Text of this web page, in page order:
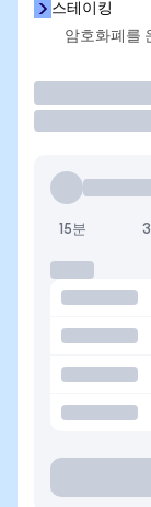
스테이킹
암호화폐를
15분